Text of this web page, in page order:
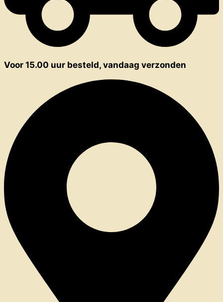
Voor 15.00 uur besteld, vandaag verzonden